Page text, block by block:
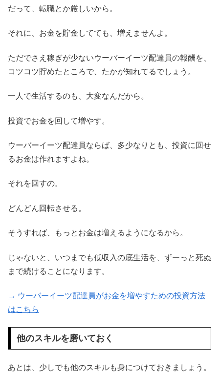
だって、転職とか厳しいから。
それに、お金を貯金してても、増えませんよ。
ただでさえ稼ぎが少ないウーバーイーツ配達員の報酬を、
コツコツ貯めたところで、たかが知れてるでしょう。
一人で生活するのも、大変なんだから。
投資でお金を回して増やす。
ウーバーイーツ配達員ならば、多少なりとも、投資に回せ
るお金は作れますよね。
それを回すの。
どんどん回転させる。
そうすれば、もっとお金は増えるようになるから。
じゃないと、いつまでも低収入の底生活を、ずーっと死ぬ
まで続けることになります。
→ ウーバーイーツ配達員がお金を増やすための投資方法
はこちら
他のスキルを磨いておく
あとは、少しでも他のスキルも身につけておきましょう。